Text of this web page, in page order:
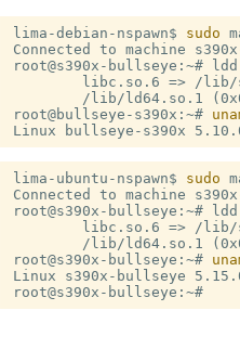
lima-debian-nspawn$ sudo
root@s390x-bullseye:~#
	libc.so.6 =>
/lib/
root@bullseye-s390x:~#
Linux bullseye-s390x
lima-ubuntu-nspawn$ sudo
root@s390x-bullseye:~#
	libc.so.6 =>
/lib/
root@s390x-bullseye:~#
Linux s390x-bullseye
root@s390x-bullseye:~#